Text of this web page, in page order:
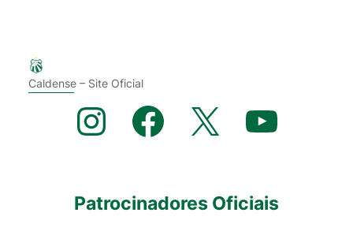
Caldense – Site Oficial
Instagram Facebook X YouTube
Patrocinadores Oficiais